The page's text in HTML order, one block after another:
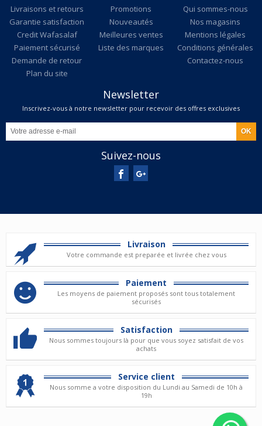
Livraisons et retours
Garantie satisfaction
Credit Wafasalaf
Paiement sécurisé
Demande de retour
Plan du site
Promotions
Nouveautés
Meilleures ventes
Liste des marques
Qui sommes-nous
Nos magasins
Mentions légales
Conditions générales
Contactez-nous
Newsletter
Inscrivez-vous à notre newsletter pour recevoir des offres exclusives
Suivez-nous
Livraison
Votre commande est preparée et livrée chez vous
Paiement
Les moyens de paiement proposés sont tous totalement
sécurisés
Satisfaction
Nous sommes toujours là pour que vous soyez satisfait de vos
achats
Service client
Nous somme a votre disposition du Lundi au Samedi de 10h à
19h